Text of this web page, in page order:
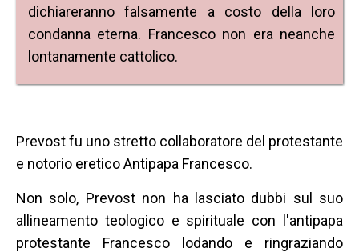
dichiareranno falsamente a costo della loro
condanna eterna. Francesco non era neanche
lontanamente cattolico.
Prevost fu uno stretto collaboratore del protestante
e notorio eretico Antipapa Francesco.
Non solo, Prevost non ha lasciato dubbi sul suo
allineamento teologico e spirituale con l'antipapa
protestante Francesco lodando e ringraziando